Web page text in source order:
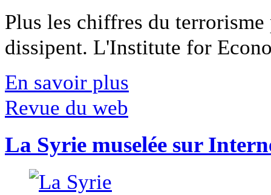
Plus les chiffres du
dissipent. L'Institute for
En savoir plus
Revue du web
La Syrie muselée sur